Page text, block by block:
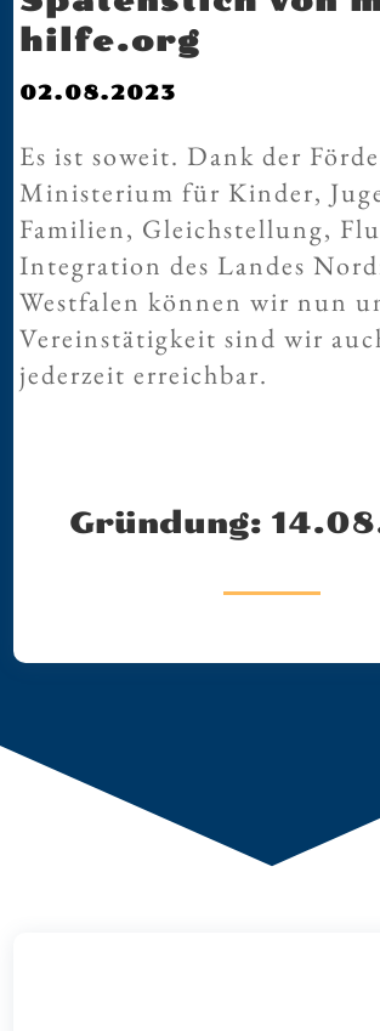
hilfe.org
02.08.2023
Es ist soweit. Dank der
Ministerium für Kinder,
Familien, Gleichstellung,
Integration des Landes
Westfalen können wir nun
Vereinstätigkeit sind wir
jederzeit erreichbar.
Gründung: